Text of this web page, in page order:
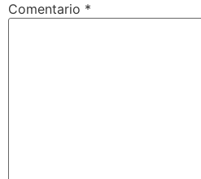
Comentario *